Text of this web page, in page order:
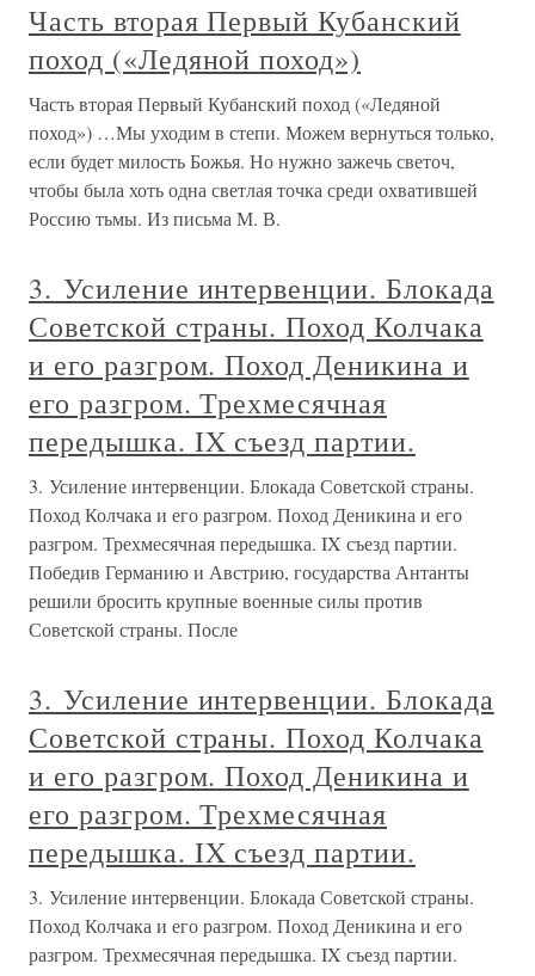
Часть вторая Первый Кубанский
поход («Ледяной поход»)
Часть вторая Первый Кубанский поход («Ледяной
поход») …Мы уходим в степи. Можем вернуться только,
если будет милость Божья. Но нужно зажечь светоч,
чтобы была хоть одна светлая точка среди охватившей
Россию тьмы. Из письма М. В.
3. Усиление интервенции. Блокада
Советской страны. Поход Колчака
и его разгром. Поход Деникина и
его разгром. Трехмесячная
передышка. IX съезд партии.
3. Усиление интервенции. Блокада Советской страны.
Поход Колчака и его разгром. Поход Деникина и его
разгром. Трехмесячная передышка. IX съезд партии.
Победив Германию и Австрию, государства Антанты
решили бросить крупные военные силы против
Советской страны. После
3. Усиление интервенции. Блокада
Советской страны. Поход Колчака
и его разгром. Поход Деникина и
его разгром. Трехмесячная
передышка. IX съезд партии.
3. Усиление интервенции. Блокада Советской страны.
Поход Колчака и его разгром. Поход Деникина и его
разгром. Трехмесячная передышка. IX съезд партии.